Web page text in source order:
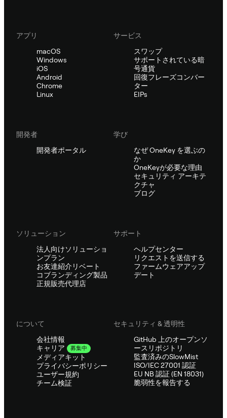
アプリ
macOS
Windows
iOS
Android
Chrome
Linux
サービス
スワップ
サポートされている暗
号通貨
回復フレーズコンバー
ター
EIPs
開発者
開発者ポータル
学び
なぜ OneKey を選ぶの
か
OneKeyが必要な理由
セキュリティ アーキテ
クチャ
ブログ
ソリューション
法人向けソリューショ
ンプラン
お友達紹介リベート
コブランディング製品
正規販売代理店
サポート
ヘルプセンター
リクエストを送信する
ファームウェアアップ
デート
について
会社情報
キャリア
募集中
メディアキット
プライバシーポリシー
ユーザー規約
チーム検証
セキュリティ & 透明性
GitHub 上のオープンソ
ースリポジトリ
監査済みのSlowMist
ISO/IEC 27001 認証
EU NB 認証 (EN 18031)
脆弱性を報告する